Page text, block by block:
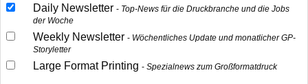
Daily Newsletter
Top-News für die Druckbranche und die Jobs
der Woche
Weekly Newsletter
Wöchentliches Update und monatlicher GP-
Storyletter
Large Format Printing Spezialnews zum Großformatdruck